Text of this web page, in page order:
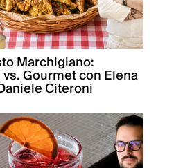
Marchigiano:
Gourmet con Elena
Citeroni